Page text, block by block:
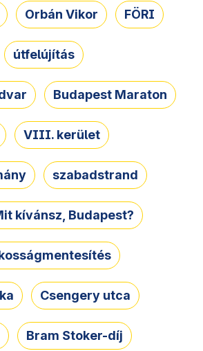
Orbán Vikor FÖRI
útfelújítás
Budapest Maraton
VIII. kerület
szabadstrand
kívánsz, Budapest?
Csengery utca
Bram Stoker-díj